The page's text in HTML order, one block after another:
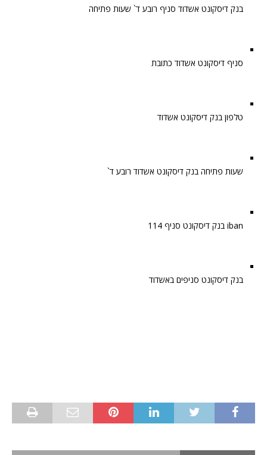
בנק דיסקונט אשדוד סניף רובע ד` שעות פתיחה
סניף דיסקונט אשדוד כתובת
טלפון בנק דיסקונט אשדוד
שעות פתיחה בנק דיסקונט אשדוד רובע ד`
iban בנק דיסקונט סניף 114
בנק דיסקונט סניפים באשדוד